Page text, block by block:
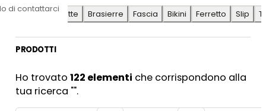
di contattarci
Antilope
Coulotte Brasierre Fascia Bikini Ferretto Slip
PRODOTTI
Ho trovato122 elementi che corrispondono alla
tua ricerca "".